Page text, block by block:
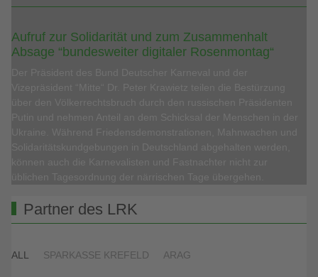
Aufruf zur Solidarität und zum Zusammenhalt
Absage “bundesweiter digitaler Rosenmontag“
Partner des LRK
ALL SPARKASSE KREFELD ARAG